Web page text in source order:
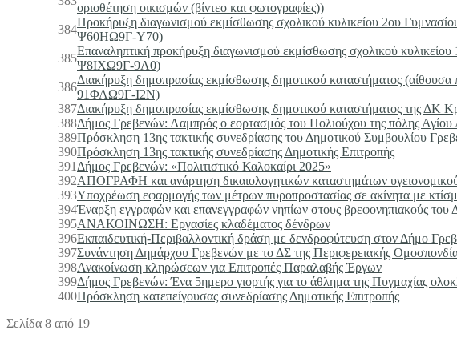
οριοθέτηση οικισμών (βίντεο και φωτογραφίες))
384
Προκήρυξη διαγωνισμού εκμίσθωσης σχολικού κυλικείου 2ου
Ψ60ΗΩ9Γ-Υ70)
385
Επαναληπτική προκήρυξη διαγωνισμού εκμίσθωσης σχολικού
Ψ8ΙΧΩ9Γ-9Λ0)
386
Διακήρυξη δημοπρασίας εκμίσθωσης δημοτικού καταστήματος
91ΦΑΩ9Γ-Ι2Ν)
387Διακήρυξη δημοπρασίας εκμίσθωσης δημοτικού καταστήματος της
388Δήμος Γρεβενών: Λαμπρός ο εορτασμός του Πολιούχου της πόλης Αγίου
389Πρόσκληση 13ης τακτικής συνεδρίασης του Δημοτικού Συμβουλίου
390Πρόσκληση 13ης τακτικής συνεδρίασης Δημοτικής Επιτροπής
391 Δήμος Γρεβενών: «Πολιτιστικό Καλοκαίρι 2025»
392ΑΠΟΓΡΑΦΗ και ανάρτηση δικαιολογητικών καταστημάτων
393Υποχρέωση εφαρμογής των μέτρων πυροπροστασίας σε ακίνητα με
394Έναρξη εγγραφών και επανεγγραφών νηπίων στους βρεφονηπιακούς του
395ΑΝΑΚΟΙΝΩΣΗ: Εργασίες κλαδέματος δένδρων
396Εκπαιδευτική-Περιβαλλοντική δράση με δενδροφύτευση στον Δήμο
397Συνάντηση Δημάρχου Γρεβενών με το ΔΣ της Περιφερειακής
398Ανακοίνωση κληρώσεων για Επιτροπές Παραλαβής Έργων
399Δήμος Γρεβενών: Ένα 5ημερο γιορτής για το άθλημα της Πυγμαχίας
400Πρόσκληση κατεπείγουσας συνεδρίασης Δημοτικής Επιτροπής
Σελίδα 8 από 19